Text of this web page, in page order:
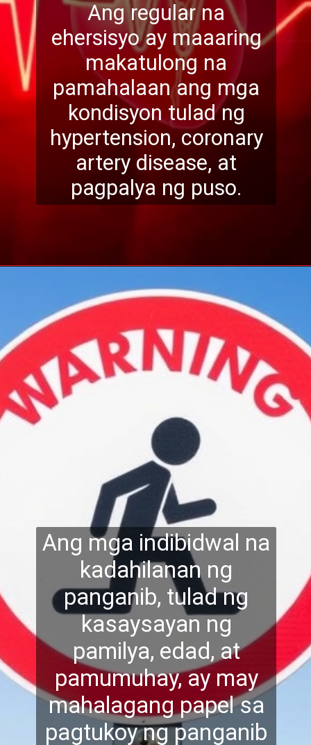
Ang regular na
ehersisyo ay maaaring
makatulong na
pamahalaan ang mga
kondisyon tulad ng
hypertension, coronary
artery disease, at
pagpalya ng puso.
Ang mga indibidwal na
kadahilanan ng
panganib, tulad ng
kasaysayan ng
pamilya, edad, at
pamumuhay, ay may
mahalagang papel sa
pagtukoy ng panganib